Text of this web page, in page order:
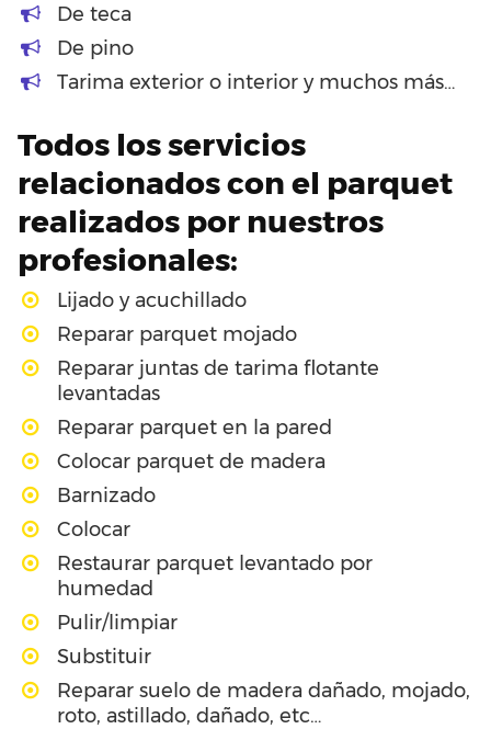
De teca
De pino
Tarima exterior o interior y muchos más…
Todos los servicios
relacionados con el parquet
realizados por nuestros
profesionales:
Lijado y acuchillado
Reparar parquet mojado
Reparar juntas de tarima flotante
levantadas
Reparar parquet en la pared
Colocar parquet de madera
Barnizado
Colocar
Restaurar parquet levantado por
humedad
Pulir/limpiar
Substituir
Reparar suelo de madera dañado, mojado,
roto, astillado, dañado, etc…